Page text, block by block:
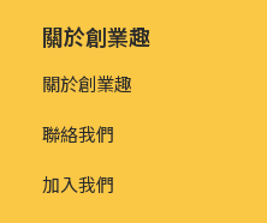
關於創業趣
關於創業趣
聯絡我們
加入我們